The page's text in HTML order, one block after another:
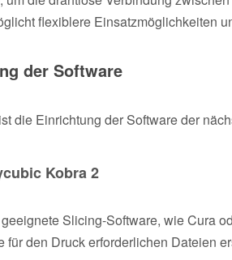
flexiblere Einsatzmöglichkeiten
der Software
die Einrichtung der Software der
Kobra 2
Slicing-Software, wie Cura
für den Druck erforderlichen Dateien